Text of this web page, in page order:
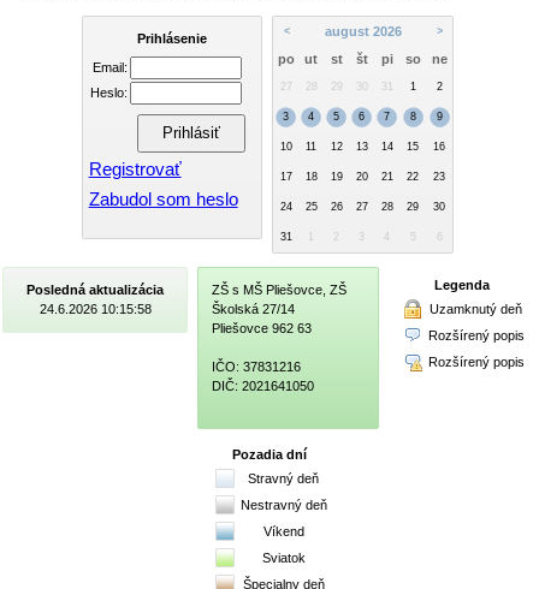
Prihlásenie
Email:
Heslo:
Registrovať
Zabudol som heslo
< august 2026 >
po ut st št pi so ne
27 28 29 30 31 1 2
3 4 5 6 7 8 9
10 11 12 13 14 15 16
17 18 19 20 21 22 23
24 25 26 27 28 29 30
31 2 3 4 5 6
Posledná aktualizácia
24.6.2026 10:15:58
ZŠ s MŠ Pliešovce, ZŠ
Školská 27/14
Pliešovce 962 63
IČO: 37831216
DIČ: 2021641050
Legenda
Uzamknutý deň
Rozšírený popis
Rozšírený popis
Pozadia dní
Stravný deň
Nestravný deň
Víkend
Sviatok
Špecialny deň